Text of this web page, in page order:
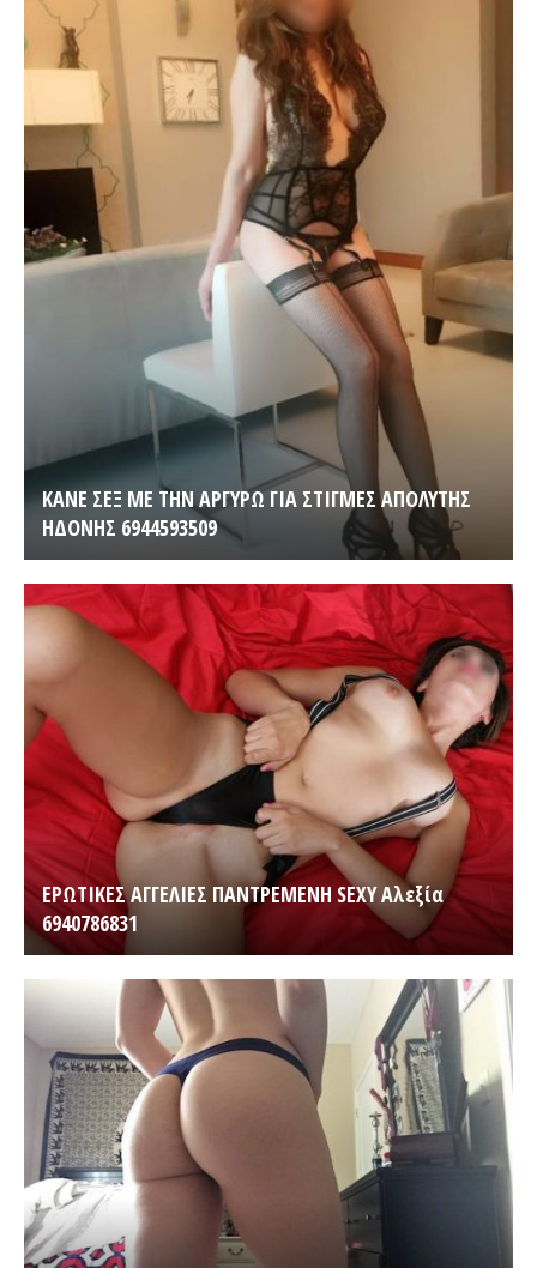
ΚΑΝΕ ΣΕΞ ΜΕ ΤΗΝ ΑΡΓΥΡΩ ΓΙΑ ΣΤΙΓΜΕΣ ΑΠΟΛΥΤΗΣ
ΗΔΟΝΗΣ 6944593509
ΕΡΩΤΙΚΕΣ ΑΓΓΕΛΙΕΣ ΠΑΝΤΡΕΜΕΝΗ SEXY Αλεξία
6940786831